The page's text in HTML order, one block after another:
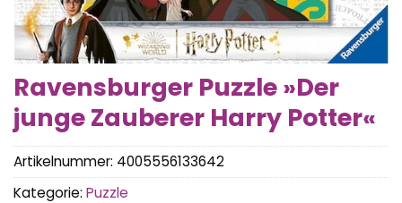
Ravensburger Puzzle »Der
junge Zauberer Harry Potter«
Artikelnummer: 4005556133642
Kategorie: Puzzle